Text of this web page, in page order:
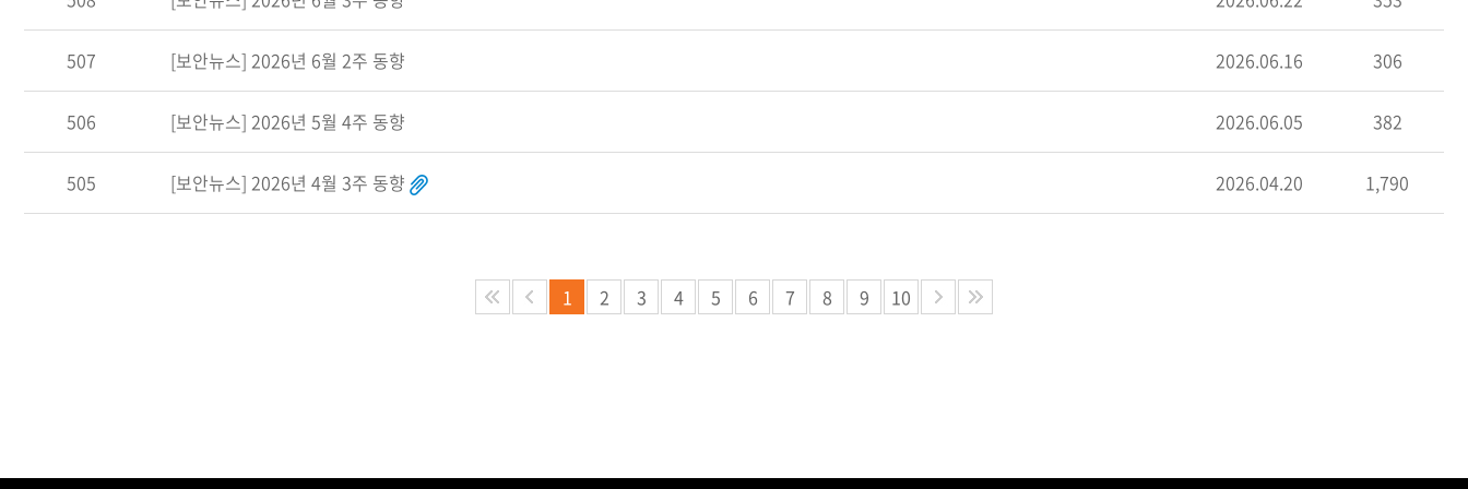
507 [보안뉴스] 2026년 6월 2주 동향 2026.06.16 306
506 [보안뉴스] 2026년 5월 4주 동향 2026.06.05 382
505 [보안뉴스] 2026년 4월 3주 동향 2026.04.20 1,790
1 2 3 4 5 6 7 8 9 10